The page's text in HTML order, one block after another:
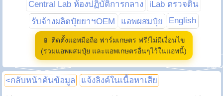
Central Lab ห้องปฏิบัติการกลาง
iLab ตรวจดิน
รับจ้างผลิตปุ๋ยยาฯOEM
แอพผสมปุ๋ย English
📱 ติดตั้งแอพมือถือ ฟาร์มเกษตร ฟรี!ไม่มีเงื่อนไข
(รวมแอพผสมปุ๋ย และแอพเกษตรอื่นๆไว้ในแอพนี้)
<กลับหน้าค้นข้อมูล แจ้งลิงค์ในเนื้อหาเสีย